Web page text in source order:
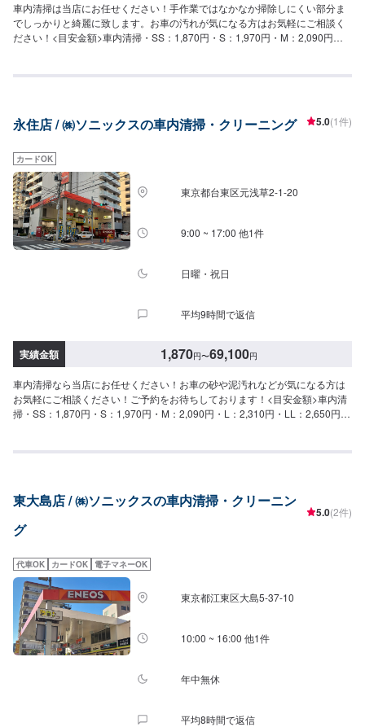
車内清掃は当店にお任せください！手作業ではなかなか掃除しにくい部分ま
でしっかりと綺麗に致します。お車の汚れが気になる方はお気軽にご相談く
ださい！<目安金額>車内清掃・SS：1,870円・S：1,970円・M：2,090円・
XL：69,100円シートクリーニング・1席：6,060円・2席：11,800円・3席：
どは時短で受け付けております。車検、コーティング、タイヤ、新車、中古
お取り扱いしています。
永住店 / ㈱ソニックスの車内清掃・クリーニング 5.0(1件)
カードOK
東京都台東区元浅草2-1-20
9:00 ~ 17:00 他1件
日曜・祝日
平均9時間で返信
実績金額 1,870円〜69,100円
車内清掃なら当店にお任せください！お車の砂や泥汚れなどが気になる方は
お気軽にご相談ください！ご予約をお待ちしております！<目安金額>車内清
掃・SS：1,870円・S：1,970円・M：2,090円・L：2,310円・LL：2,650円・
ング・1席：6,060円・2席：11,800円・3席：23,100円・6席：34,700円当店
00分までとなっています。常時1～2名の整備士在中にてお車全般の整備、修
理、交換などお気軽にお申し付けください。又、キャンペーン等商品によっ
ては割引価格にて販売致しております。
東大島店 / ㈱ソニックスの車内清掃・クリーニン
グ
5.0(2件)
代車OK カードOK 電子マネーOK
東京都江東区大島5-37-10
10:00 ~ 16:00 他1件
年中無休
平均8時間で返信